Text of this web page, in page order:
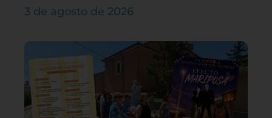
3 de agosto de 2026